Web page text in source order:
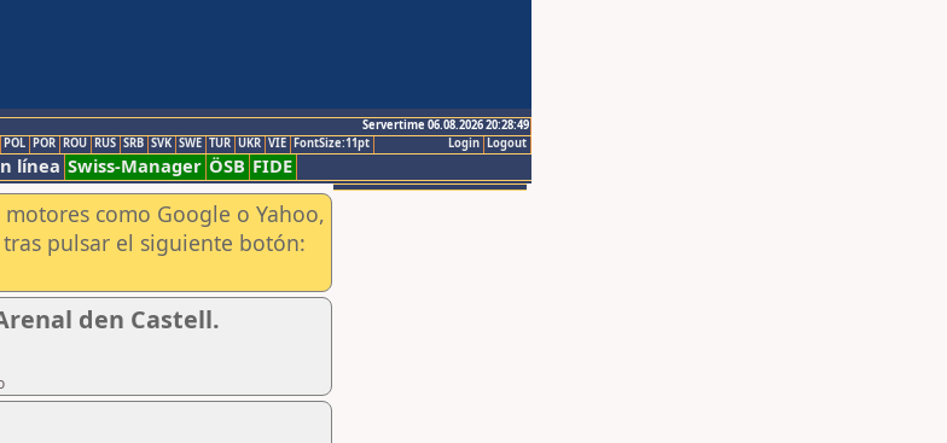
Servertime 06.08.2026 20:28:49
Logout
Login
POL POR ROU RUS SRB SVK SWE TUR UKR VIE FontSize:11pt
línea Swiss-Manager ÖSB FIDE
como Google o Yahoo,
pulsar el siguiente botón:
den Castell.